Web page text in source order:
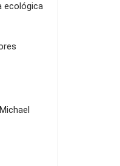
ecológica